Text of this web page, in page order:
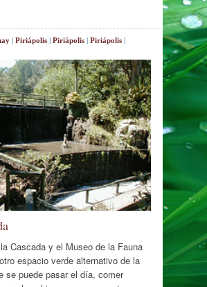
|Piriápolis |Piriápolis |Piriápolis |
Cascada y el Museo de la Fauna
espacio verde alternativo de la
se puede pasar el día, comer